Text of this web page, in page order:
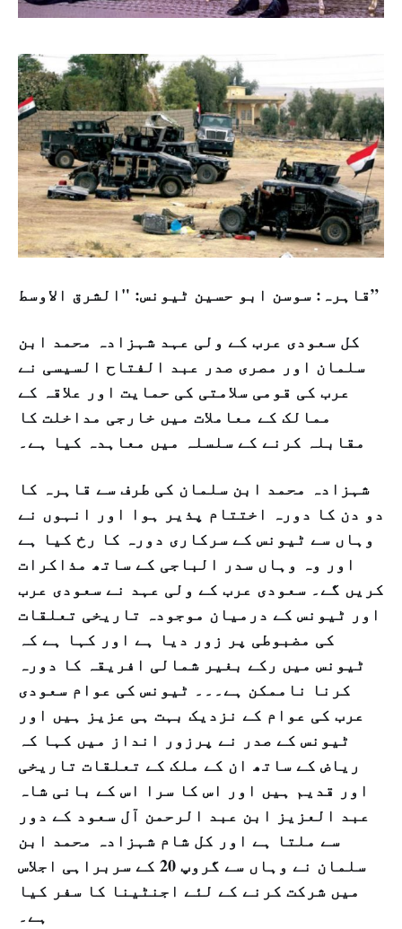
قاہرہ: سوسن ابو حسین ٹیونس: "الشرق الاوسط”
کل سعودی عرب کے ولی عہد شہزادہ محمد ابن
سلمان اور مصری صدر عبد الفتاح السیسی نے
عرب کی قومی سلامتی کی حمایت اور علاقہ کے
ممالک کے معاملات میں خارجی مداخلت کا
مقابلہ کرنے کے سلسلہ میں معاہدہ کیا ہے۔
شہزادہ محمد ابن سلمان کی طرف سے قاہرہ کا
دو دن کا دورہ اختتام پذیر ہوا اور انہوں نے
وہاں سے ٹیونس کے سرکاری دورہ کا رخ کیا ہے
اور وہ وہاں سدر الباجی کے ساتھ مذاکرات
کریں گے۔ سعودی عرب کے ولی عہد نے سعودی عرب
اور ٹیونس کے درمیان موجودہ تاریخی تعلقات
کی مضبوطی پر زور دیا ہے اور کہا ہے کہ
ٹیونس میں رکے بغیر شمالی افریقہ کا دورہ
کرنا ناممکن ہے۔۔۔ ٹیونس کی عوام سعودی
عرب کی عوام کے نزدیک بہت ہی عزیز ہیں اور
ٹیونس کے صدر نے پرزور انداز میں کہا کہ
ریاض کے ساتھ ان کے ملک کے تعلقات تاریخی
اور قدیم ہیں اور اس کا سرا اس کے بانی شاہ
عبد العزیز ابن عبد الرحمن آل سعود کے دور
سے ملتا ہے اور کل شام شہزادہ محمد ابن
سلمان نے وہاں سے گروپ 20 کے سربراہی اجلاس
میں شرکت کرنے کے لئے اجنٹینا کا سفر کیا
ہے۔